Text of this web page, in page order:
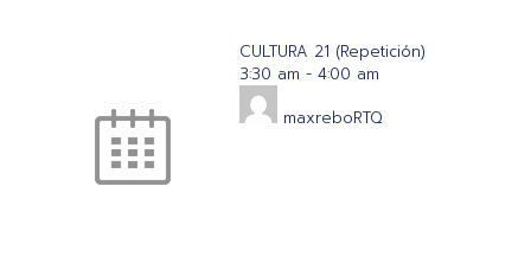
CULTURA 21 (Repetición)
3:30 am - 4:00 am
maxreboRTQ